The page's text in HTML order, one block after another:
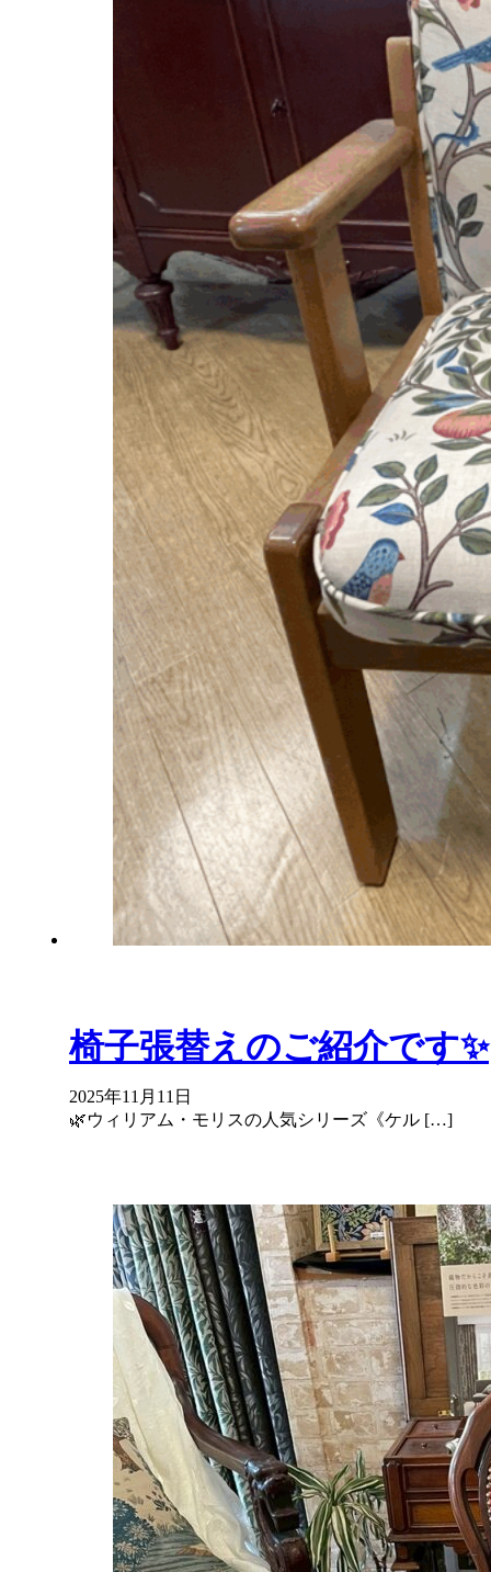
椅子張替えのご紹介です✨
2025年11月11日
🌿ウィリアム・モリスの人気シリーズ《ケル […]